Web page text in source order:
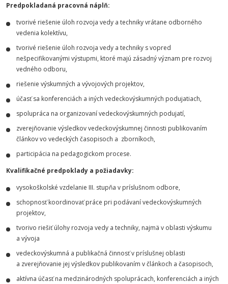
Predpokladaná pracovná náplň:
tvorivé riešenie úloh rozvoja vedy a techniky vrátane odborného
vedenia kolektívu,
tvorivé riešenie úloh rozvoja vedy a techniky s vopred
nešpecifikovanými výstupmi, ktoré majú zásadný význam pre rozvoj
vedného odboru,
riešenie výskumných a vývojových projektov,
účasť sa konferenciách a iných vedeckovýskumných podujatiach,
spolupráca na organizovaní vedeckovýskumných podujatí,
zverejňovanie výsledkov vedeckovýskumnej činnosti publikovaním
článkov vo vedeckých časopisoch a zborníkoch,
participácia na pedagogickom procese.
Kvalifikačné predpoklady a požiadavky:
vysokoškolské vzdelanie III. stupňa v príslušnom odbore,
schopnosť koordinovať práce pri podávaní vedeckovýskumných
projektov,
tvorivo riešiť úlohy rozvoja vedy a techniky, najmä v oblasti výskumu
a vývoja
vedeckovýskumná a publikačná činnosť v príslušnej oblasti
a zverejňovanie jej výsledkov publikovaním v článkoch a časopisoch,
aktívna účasť na medzinárodných spoluprácach, konferenciách a iných